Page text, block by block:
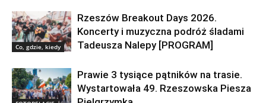
Co, gdzie, kiedy
Rzeszów Breakout Days 2026.
Koncerty i muzyczna podróż śladami
Tadeusza Nalepy [PROGRAM]
Prawie 3 tysiące pątników na trasie.
Wystartowała 49. Rzeszowska Piesza